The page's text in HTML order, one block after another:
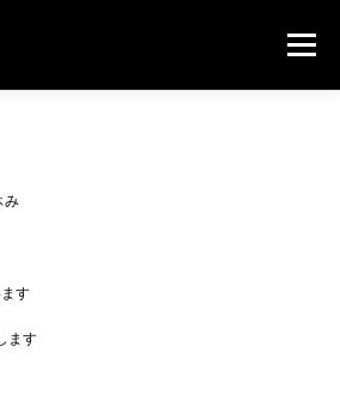
メニュー
み
す
ます